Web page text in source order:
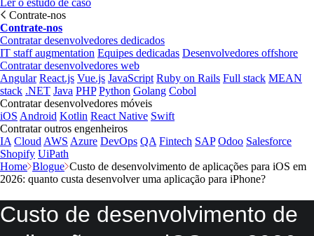
Ler o estudo de caso
Contrate-nos
Contrate-nos
Contratar desenvolvedores dedicados
IT staff augmentation Equipes dedicadas Desenvolvedores offshore
Contratar desenvolvedores web
Angular React.js Vue.js JavaScript Ruby on Rails Full stack MEAN
stack .NET Java PHP Python Golang Cobol
Contratar desenvolvedores móveis
iOS Android Kotlin React Native Swift
Contratar outros engenheiros
IA Cloud AWS Azure DevOps QA Fintech SAP Odoo Salesforce
Shopify UiPath
Home Blogue Custo de desenvolvimento de aplicações para iOS em
2026: quanto custa desenvolver uma aplicação para iPhone?
Custo de desenvolvimento de